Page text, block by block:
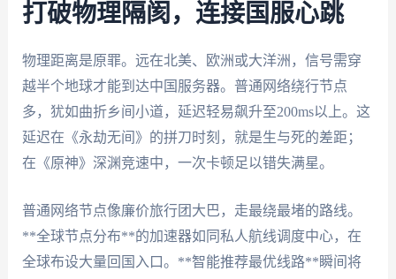
打破物理隔阂，连接国服心跳
物理距离是原罪。远在北美、欧洲或大洋洲，信号需穿
越半个地球才能到达中国服务器。普通网络绕行节点
多，犹如曲折乡间小道，延迟轻易飙升至200ms以上。这
延迟在《永劫无间》的拼刀时刻，就是生与死的差距；
在《原神》深渊竞速中，一次卡顿足以错失满星。
普通网络节点像廉价旅行团大巴，走最绕最堵的路线。
**全球节点分布**的加速器如同私人航线调度中心，在
全球布设大量回国入口。**智能推荐最优线路**瞬间将